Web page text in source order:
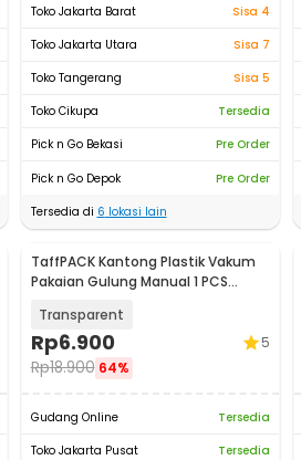
Toko Jakarta Barat
Sisa 4
Toko Jakarta Utara
Sisa 7
Toko Tangerang
Sisa 5
Toko Cikupa
Tersedia
Pick n Go Bekasi
Pre Order
Pick n Go Depok
Pre Order
Tersedia di 6 lokasi lain
TaffPACK Kantong Plastik Vakum
Pakaian Gulung Manual 1 PCS
Transparent
Rp6.900
Rp18.900 64%
5
Gudang Online
Tersedia
Toko Jakarta Pusat
Tersedia